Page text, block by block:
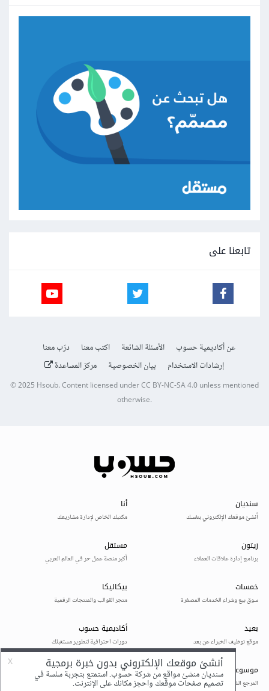
تابعنا على
عن أكاديمية حسوب الأسئلة الشائعة اكتب معنا
درّب معنا
إرشادات الاستخدام
بيان الخصوصية مركز المساعدة
© 2025Hsoub.Content licensed underCC BY-NC-SA 4.0unless mentioned
otherwise.